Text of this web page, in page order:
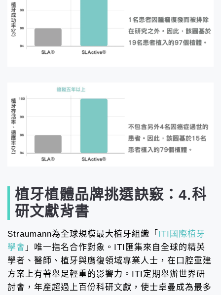
植牙植體品牌挑選訣竅：4.科
研文獻背書
Straumann為全球規模最大植牙組織「 ITI國際植牙
學會 」唯一指名合作對象。ITI匯集來自全球的精英
學者、醫師、植牙與膺復領域專業人士，在口腔重建
方案上有著舉足輕重的影響力。ITI定期舉辦世界研
討會，年產超過上百份科研文獻，使士卓曼成為最多